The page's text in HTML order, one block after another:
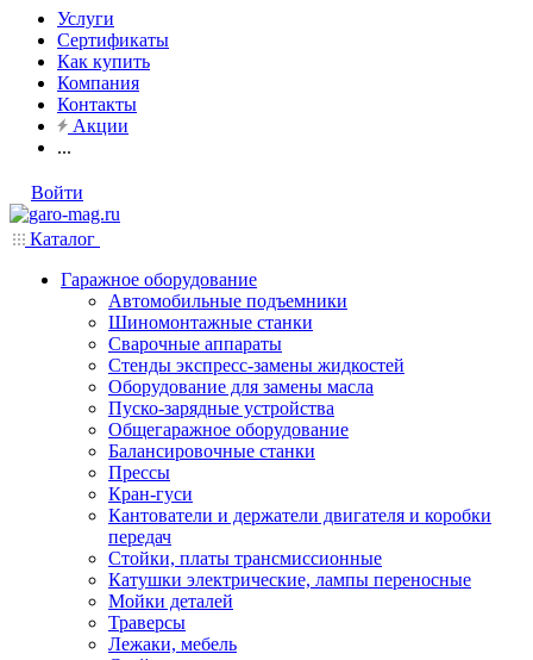
Услуги
Сертификаты
Как купить
Компания
Контакты
Акции
...
Войти
Каталог
Гаражное оборудование
Автомобильные подъемники
Шиномонтажные станки
Сварочные аппараты
Стенды экспресс-замены жидкостей
Оборудование для замены масла
Пуско-зарядные устройства
Общегаражное оборудование
Балансировочные станки
Прессы
Кран-гуси
Кантователи и держатели двигателя и коробки
передач
Стойки, платы трансмиссионные
Катушки электрические, лампы переносные
Мойки деталей
Траверсы
Лежаки, мебель